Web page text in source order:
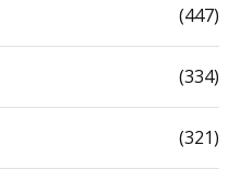
(447)
(334)
(321)